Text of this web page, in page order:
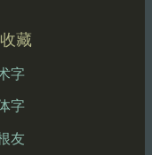
藏
字
字
友